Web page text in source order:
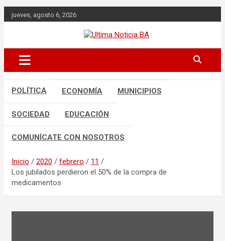
Saltar
al
jueves, agosto 6, 2026
Ultima Noticia BA
Buenos Aires y del partido de La Matanza
en nuestro portal de noticias. Mantente
sociedad y mucho más.
POLÍTICA ECONOMÍA MUNICIPIOS
SOCIEDAD EDUCACIÓN
COMUNÍCATE CON NOSOTROS
Inicio 2020 febrero
11
Los jubilados perdieron el 50% de la compra de
medicamentos